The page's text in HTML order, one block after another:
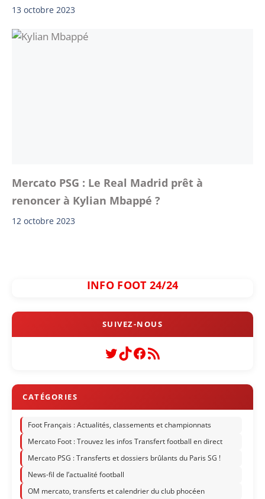
13 octobre 2023
Mercato PSG : Le Real Madrid prêt à
renoncer à Kylian Mbappé ?
12 octobre 2023
INFO FOOT 24/24
Twitter
TikTok
Facebook
Flux RSS
Foot Français : Actualités, classements et championnats
Mercato Foot : Trouvez les infos Transfert football en direct
Mercato PSG : Transferts et dossiers brûlants du Paris SG !
News-fil de l’actualité football
OM mercato, transferts et calendrier du club phocéen